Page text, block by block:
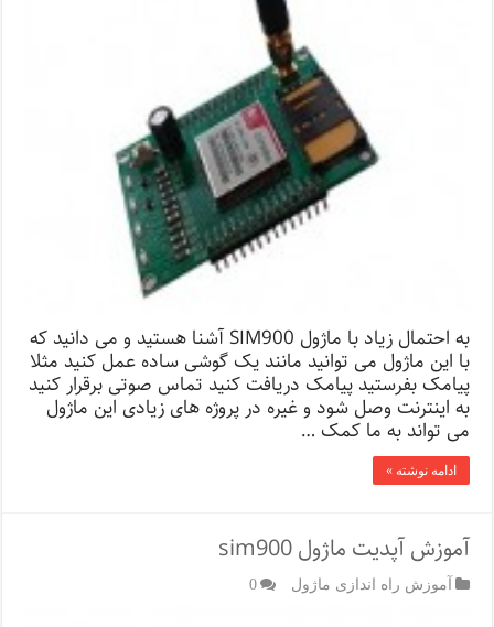
به احتمال زیاد با ماژول SIM900 آشنا هستید و می دانید که
با این ماژول می توانید مانند یک گوشی ساده عمل کنید مثلا
پیامک بفرستید پیامک دریافت کنید تماس صوتی برقرار کنید
به اینترنت وصل شود و غیره در پروژه های زیادی این ماژول
می تواند به ما کمک …
ادامه نوشته »
آموزش آپدیت ماژول sim900
آموزش راه اندازی ماژول 0